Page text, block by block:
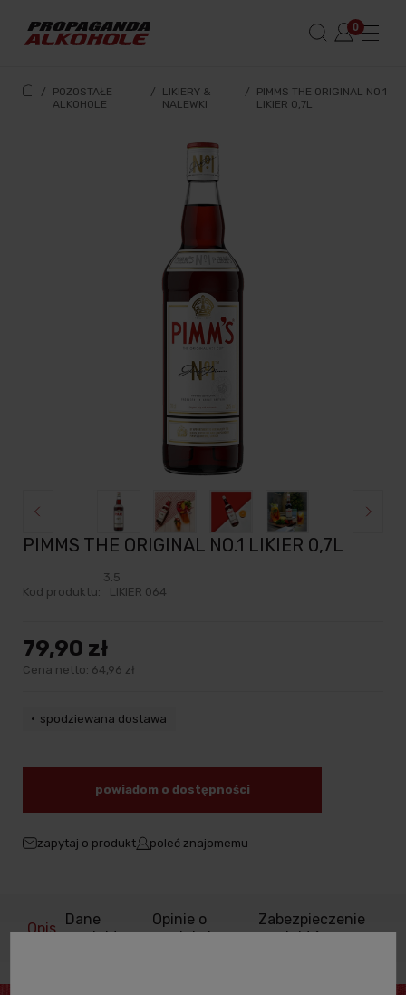
/
POZOSTAŁE
ALKOHOLE
/
LIKIERY &
NALEWKI
/
PIMMS THE ORIGINAL NO.1
LIKIER 0,7L
PIMMS THE ORIGINAL NO.1 LIKIER 0,7L
3.5
Kod produktu:
LIKIER 064
79,90 zł
Cena netto: 64,96 zł
spodziewana dostawa
powiadom o dostępności
zapytaj o produkt poleć znajomemu
Opis Dane
produktu
Opinie o
produkcie
Zabezpieczenie
produktów